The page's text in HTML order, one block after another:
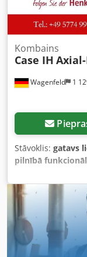
Wagenfeld 1
Kombains
Case IH
Stāvoklis: gatavs
pilnībā
veids:
reģistrācija:
07/
aizmugurējās
iekārtas/
Aprīkojums:
kabīne, piekabes